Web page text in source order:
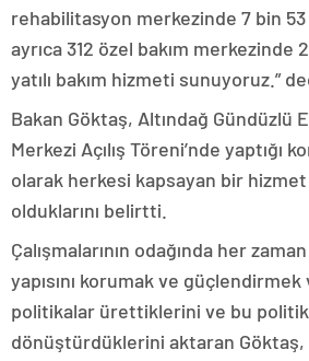
rehabilitasyon merkezinde 7 bin
ayrıca 312 özel bakım merkezinde
yatılı bakım hizmeti sunuyoruz.”
Bakan Göktaş, Altındağ Gündüzlü
Merkezi Açılış Töreni’nde yaptığı
olarak herkesi kapsayan bir
olduklarını belirtti.
Çalışmalarının odağında her
yapısını korumak ve
politikalar ürettiklerini ve bu
dönüştürdüklerini aktaran